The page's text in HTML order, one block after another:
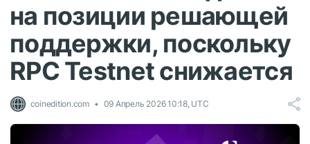
на позиции решающей
поддержки, поскольку
RPC Testnet снижается
coinedition.com 09 Апрель 2026 10:18, UTC